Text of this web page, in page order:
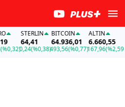
STERLIN
64,41
0,24(%0,38)
BITCOIN
64.936,01
493,56(%0,77)
ALTIN
6.660,55
167,96(%2,59)-